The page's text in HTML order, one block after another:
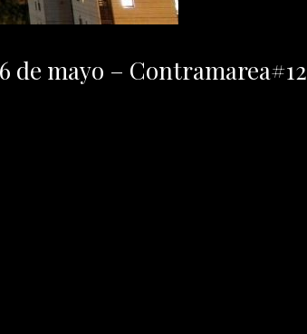
de mayo – Contramarea#12